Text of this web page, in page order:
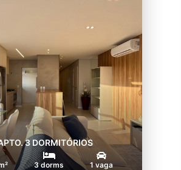
3 DORMITÓRIOS
3 dorms 1 vaga